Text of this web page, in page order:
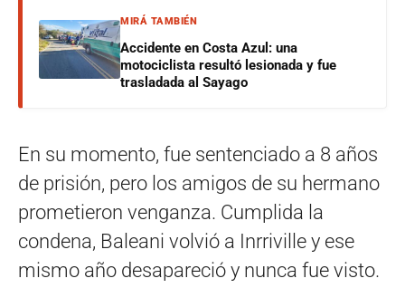
MIRÁ TAMBIÉN
Accidente en Costa Azul: una
motociclista resultó lesionada y fue
trasladada al Sayago
En su momento, fue sentenciado a 8 años
de prisión, pero los amigos de su hermano
prometieron venganza. Cumplida la
condena, Baleani volvió a Inrriville y ese
mismo año desapareció y nunca fue visto.